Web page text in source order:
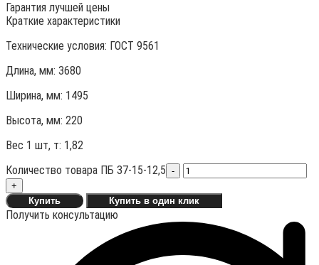
Гарантия лучшей цены
Краткие характеристики
Технические условия: ГОСТ 9561
Длина, мм: 3680
Ширина, мм: 1495
Высота, мм: 220
Вес 1 шт, т: 1,82
Количество товара ПБ 37-15-12,5 -
+
Купить
Купить в один клик
Получить консультацию